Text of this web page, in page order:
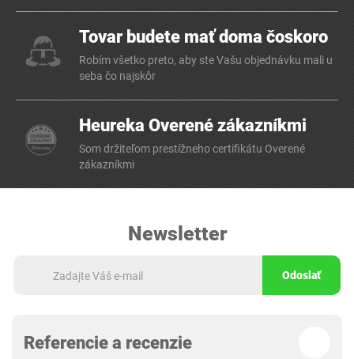
Tovar budete mať doma čoskoro
Robím všetko preto, aby ste Vašu objednávku mali u
seba čo najskôr
Heureka Overené zákazníkmi
Som držiteľom prestížneho certifikátu Overené
zákazníkmi
Newsletter
Odoslať
Referencie a recenzie